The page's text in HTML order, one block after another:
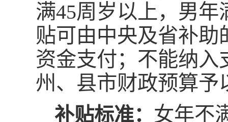
满45周岁以上，男年
贴可由中央及省补
资金支付；不能纳
州、县市财政预算予
补贴标准： 女年不